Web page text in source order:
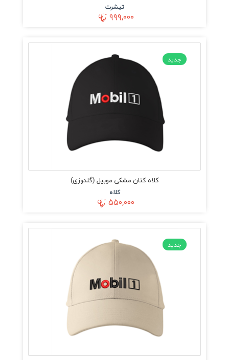
تیشرت
۹۹۹,۰۰۰
جدید
کلاه کتان مشکی موبیل (گلدوزی)
کلاه
۵۵۰,۰۰۰
جدید